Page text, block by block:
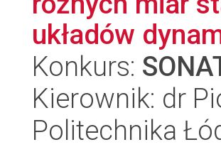
układów
Konkurs:
Kierownik: dr
Politechnika